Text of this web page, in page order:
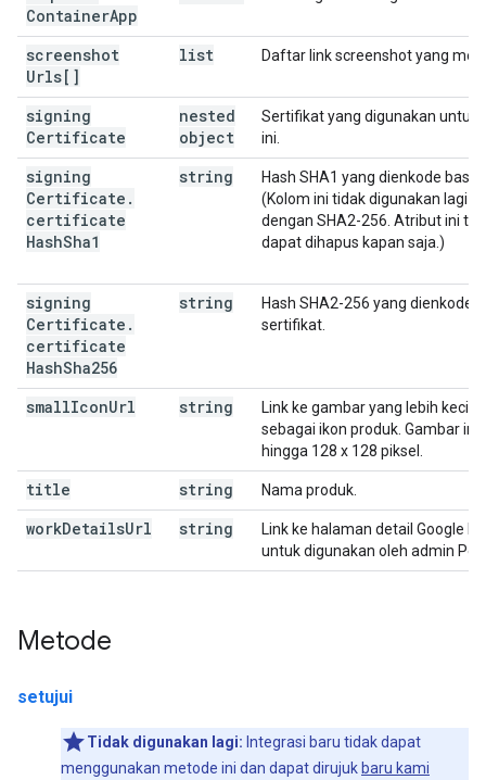
ContainerApp
screenshot
Urls[]
list Daftar link screenshot yang
signing
Certificate
nested
object
Sertifikat yang digunakan untuk
ini.
signing
Certificate .
certificate
HashSha1
string
Hash SHA1 yang dienkode
(Kolom ini tidak digunakan lagi
dengan SHA2-256. Atribut ini
dapat dihapus kapan saja.)
signing
Certificate .
certificate
HashSha256
string
Hash SHA2-256 yang dienkode
sertifikat.
smallIconUrl string
Link ke gambar yang lebih kecil
sebagai ikon produk. Gambar
hingga 128 x 128 piksel.
title string Nama produk.
workDetailsUrl string
Link ke halaman detail Google
untuk digunakan oleh admin
Metode
setujui
Tidak digunakan lagi: Integrasi baru tidak dapat
menggunakan metode ini dan dapat dirujuk baru kami